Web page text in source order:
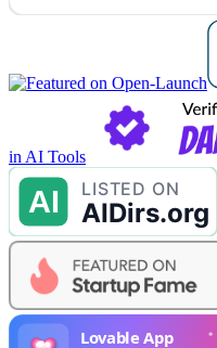
in AI Tools